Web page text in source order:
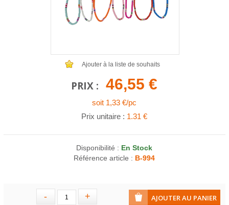
AFFICHES MÉTAL 20 X 30CM
Ajouter à la liste de souhaits
PRIX : 46,55 €
soit 1,33 €/pc
Prix unitaire : 1.31 €
Disponibilité : En Stock
Référence article : B-994